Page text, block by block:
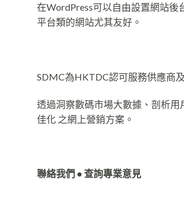
在WordPress可以自由設置網站
平台類的網站尤其友好。
SDMC為HKTDC認可服務供應商
透過洞察數碼市場大數據、剖析
佳化 之網上營銷方案。
聯絡我們 • 查詢專業意見